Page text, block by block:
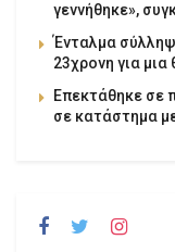
γεννήθηκε»,
Ένταλμα
23χρονη για
Επεκτάθηκε σε
σε κατάστημα